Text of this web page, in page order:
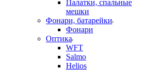
Палатки, спальные
мешки
Фонари, батарейки
Фонари
Оптика
WFT
Salmo
Helios